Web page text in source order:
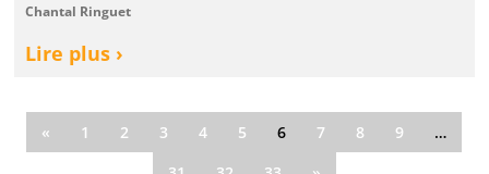
Chantal Ringuet
Lire plus ›
« 1 2 3 4 5 6 7 8 9
…